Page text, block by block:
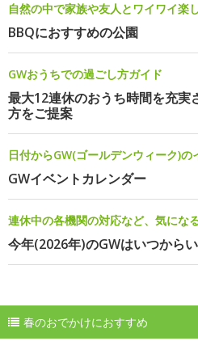
自然の中で家族や友人とワイワイ楽
BBQにおすすめの公園
GWおうちでの過ごし方ガイド
最大12連休のおうち時間を充実
方をご提案
日付からGW(ゴールデンウィーク)の
GWイベントカレンダー
連休中の各機関の対応など、気にな
今年(2026年)のGWはいつから
春のおでかけにおすすめ